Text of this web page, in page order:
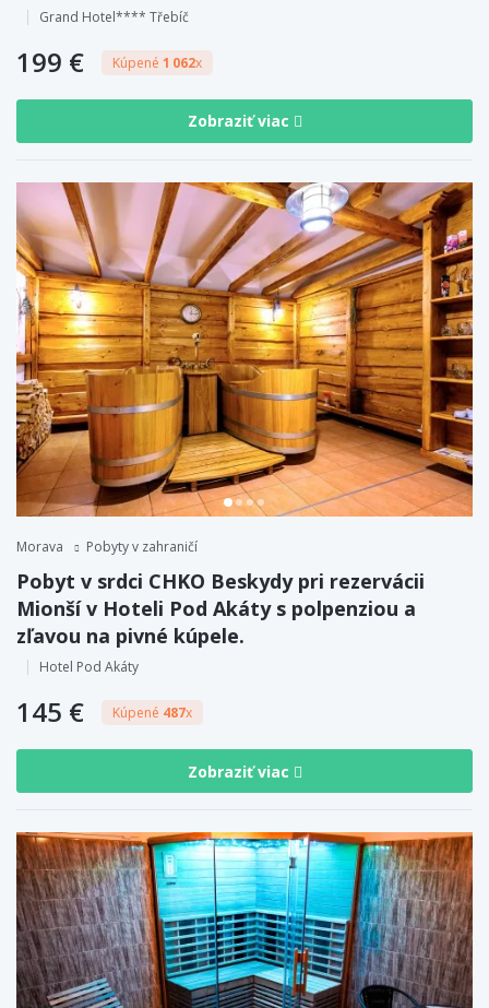
Grand Hotel**** Třebíč
199 € Kúpené 1 062x
Zobraziť viac
Morava Pobyty v zahraničí
Pobyt v srdci CHKO Beskydy pri rezervácii
Mionší v Hoteli Pod Akáty s polpenziou a
zľavou na pivné kúpele.
Hotel Pod Akáty
145 € Kúpené 487x
Zobraziť viac